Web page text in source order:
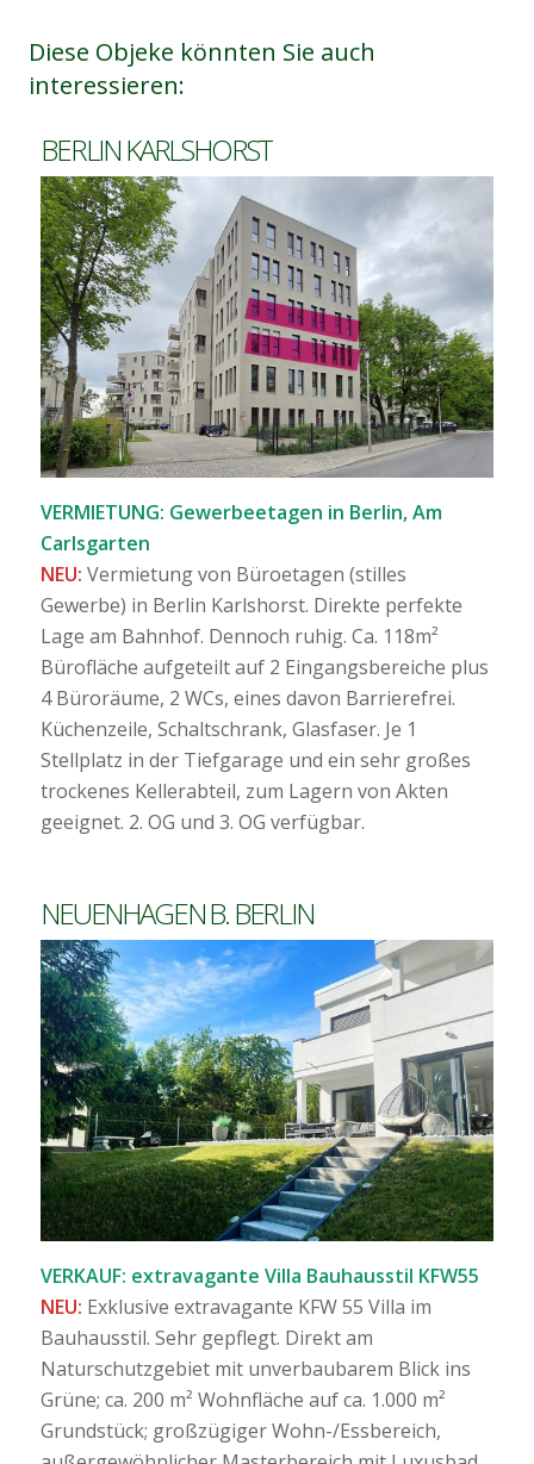
Diese Objeke könnten Sie auch
interessieren:
BERLIN KARLSHORST
VERMIETUNG: Gewerbeetagen in Berlin, Am
Carlsgarten
NEU: Vermietung von Büroetagen (stilles
Gewerbe) in Berlin Karlshorst. Direkte perfekte
Lage am Bahnhof. Dennoch ruhig. Ca. 118m²
Bürofläche aufgeteilt auf 2 Eingangsbereiche plus
4 Büroräume, 2 WCs, eines davon Barrierefrei.
Küchenzeile, Schaltschrank, Glasfaser. Je 1
Stellplatz in der Tiefgarage und ein sehr großes
trockenes Kellerabteil, zum Lagern von Akten
geeignet. 2. OG und 3. OG verfügbar.
NEUENHAGEN B. BERLIN
VERKAUF: extravagante Villa Bauhausstil KFW55
NEU: Exklusive extravagante KFW 55 Villa im
Bauhausstil. Sehr gepflegt. Direkt am
Naturschutzgebiet mit unverbaubarem Blick ins
Grüne; ca. 200 m² Wohnfläche auf ca. 1.000 m²
Grundstück; großzügiger Wohn-/Essbereich,